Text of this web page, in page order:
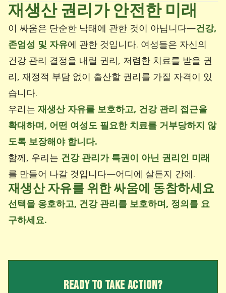
재생산 권리가 안전한 미래
이 싸움은 단순한 낙태에 관한 것이 아닙니다—건강,
존엄성 및 자유에 관한 것입니다. 여성들은 자신의
건강 관리 결정을 내릴 권리, 저렴한 치료를 받을 권
리, 재정적 부담 없이 출산할 권리를 가질 자격이 있
습니다.
우리는 재생산 자유를 보호하고, 건강 관리 접근을
확대하며, 어떤 여성도 필요한 치료를 거부당하지 않
도록 보장해야 합니다.
함께, 우리는 건강 관리가 특권이 아닌 권리인 미래
를 만들어 나갈 것입니다—어디에 살든지 간에.
재생산 자유를 위한 싸움에 동참하세요
선택을 옹호하고, 건강 관리를 보호하며, 정의를 요
구하세요.
READY TO TAKE ACTION?